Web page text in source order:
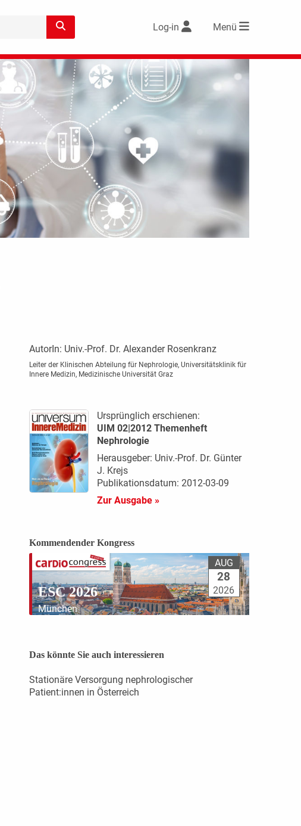
Log-in Menü
AutorIn: Univ.-Prof. Dr. Alexander Rosenkranz
Leiter der Klinischen Abteilung für Nephrologie, Universitätsklinik für
Innere Medizin, Medizinische Universität Graz
Ursprünglich erschienen:
UIM 02|2012 Themenheft
Nephrologie
Herausgeber: Univ.-Prof. Dr. Günter
J. Krejs
Publikationsdatum: 2012-03-09
Zur Ausgabe »
Kommendender Kongress
ESC 2026
München
AUG
28
2026
Das könnte Sie auch interessieren
Stationäre Versorgung nephrologischer
Patient:innen in Österreich